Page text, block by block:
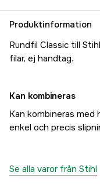
Produktinformation
Rundfil Classic till
filar, ej handtag.
Kan kombineras
Kan kombineras
enkel och precis
Se alla varor från Stihl